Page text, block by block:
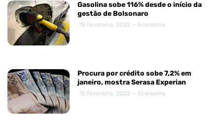
Gasolina sobe 116% desde o início da
gestão de Bolsonaro
15 fevereiro, 2022 — Economia
Procura por crédito sobe 7,2% em
janeiro, mostra Serasa Experian
15 fevereiro, 2022 — Economia